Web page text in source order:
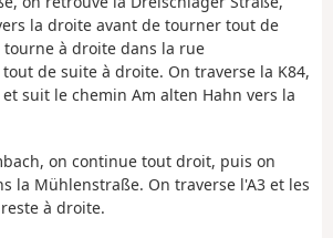
la droite avant de tourner tout de
à droite dans la rue
de suite à droite. On traverse la K84,
suit le chemin Am alten Hahn vers la
on continue tout droit, puis on
la Mühlenstraße. On traverse l'A3 et les
à droite.